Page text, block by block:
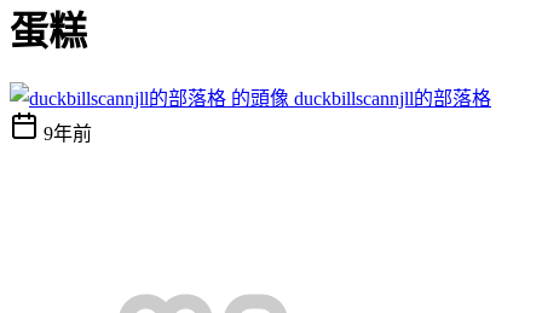
蛋糕
duckbillscannjll的部落格
9年前